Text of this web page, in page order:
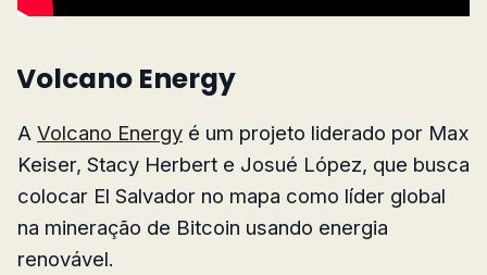
Volcano Energy
A Volcano Energy é um projeto liderado por Max
Keiser, Stacy Herbert e Josué López, que busca
colocar El Salvador no mapa como líder global
na mineração de Bitcoin usando energia
renovável.